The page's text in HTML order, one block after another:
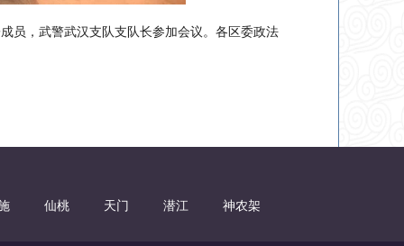
员，武警武汉支队支队长参加会议。各区委政法
仙桃 天门 潜江 神农架